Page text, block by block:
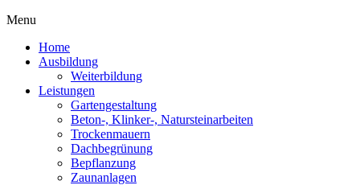
Menu
Home
Ausbildung
Weiterbildung
Leistungen
Gartengestaltung
Beton-, Klinker-, Natursteinarbeiten
Trockenmauern
Dachbegrünung
Bepflanzung
Zaunanlagen